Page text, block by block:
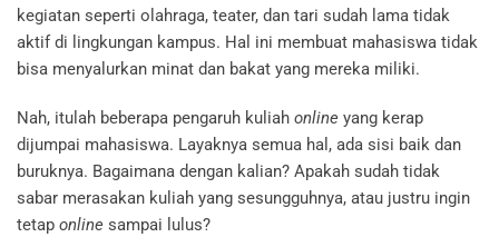
kegiatan seperti olahraga, teater, dan tari sudah lama tidak
aktif di lingkungan kampus. Hal ini membuat mahasiswa tidak
bisa menyalurkan minat dan bakat yang mereka miliki.
Nah, itulah beberapa pengaruh kuliah online yang kerap
dijumpai mahasiswa. Layaknya semua hal, ada sisi baik dan
buruknya. Bagaimana dengan kalian? Apakah sudah tidak
sabar merasakan kuliah yang sesungguhnya, atau justru ingin
tetap online sampai lulus?